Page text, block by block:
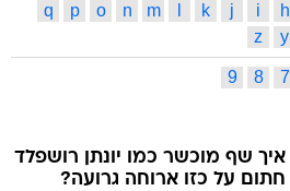
h
i
j
k
m
n
o
p
q
y
z
7
8
9
איך שף מוכשר כמו יונתן רושפלד
חתום על כזו ארוחה גרועה?